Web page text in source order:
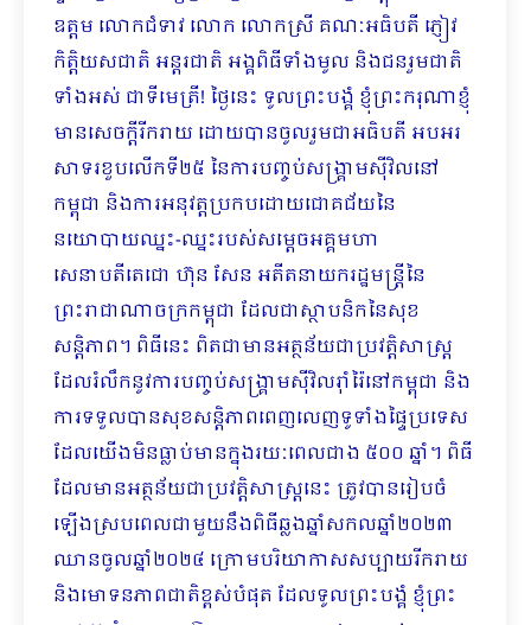
ឧត្តម លោកជំទាវ លោក លោកស្រី គណៈអធិបតី ភ្ញៀវ
កិត្តិយសជាតិ អន្តរជាតិ អង្គពិធីទាំងមូល និងជនរួមជាតិ
ទាំងអស់ ជាទីមេត្រី! ថ្ងៃនេះ ទូលព្រះបង្គំ ខ្ញុំព្រះករុណាខ្ញុំ
មានសេចក្តីរីករាយ ដោយបានចូលរួមជាអធិបតី អបអរ
សាទរខួបលើកទី២៥ នៃការបញ្ចប់សង្រ្គាមស៊ីវិលនៅ
កម្ពុជា និងការអនុវត្តប្រកបដោយជោគជ័យនៃ
នយោបាយឈ្នះ-ឈ្នះរបស់សម្តេចអគ្គមហា
សេនាបតីតេជោ ហ៊ុន សែន អតីតនាយករដ្ឋមន្ត្រីនៃ
ព្រះរាជាណាចក្រកម្ពុជា ដែលជាស្ថាបនិកនៃសុខ
សន្តិភាព។ ពិធីនេះ ពិតជាមានអត្ថន័យជាប្រវត្តិសាស្រ្ត
ដែលរំលឹកនូវការបញ្ចប់សង្រ្គាមស៊ីវិលរ៉ាំរ៉ៃនៅកម្ពុជា និង
ការទទួលបានសុខសន្តិភាពពេញលេញទូទាំងផ្ទៃប្រទេស
ដែលយើងមិនធ្លាប់មានក្នុងរយៈពេលជាង ៥០០ ឆ្នាំ។ ពិធី
ដែលមានអត្ថន័យជាប្រវត្តិសាស្ត្រនេះ ត្រូវបានរៀបចំ
ឡើងស្របពេលជាមួយនឹងពិធីឆ្លងឆ្នាំសកលឆ្នាំ២០២៣
ឈានចូលឆ្នាំ២០២៤ ក្រោមបរិយាកាសសប្បាយរីករាយ
និងមោទនភាពជាតិខ្ពស់បំផុត ដែលទូលព្រះបង្គំ ខ្ញុំព្រះ